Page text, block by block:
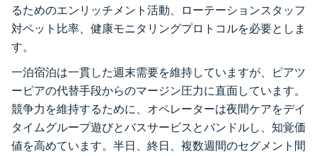
るためのエンリッチメント活動、ローテーションスタッフ
対ペット比率、健康モニタリングプロトコルを必要としま
す。
一泊宿泊は一貫した週末需要を維持していますが、ピアツ
ーピアの代替手段からのマージン圧力に直面しています。
競争力を維持するために、オペレーターは夜間ケアをデイ
タイムグループ遊びとバスサービスとバンドルし、知覚価
値を高めています。半日、終日、複数週間のセグメント間